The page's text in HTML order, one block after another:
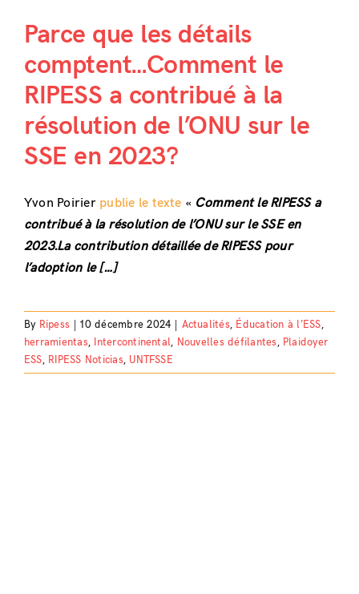
Parce que les détails
comptent…Comment le
RIPESS a contribué à la
résolution de l’ONU sur le
SSE en 2023?
Yvon Poirier publie le texte « Comment le RIPESS a
contribué à la résolution de l’ONU sur le SSE en
2023.La contribution détaillée de RIPESS pour
l’adoption le […]
By Ripess 10 décembre 2024 Actualités, Éducation à l’ESS,
herramientas, Intercontinental, Nouvelles défilantes, Plaidoyer
ESS, RIPESS Noticias, UNTFSSE